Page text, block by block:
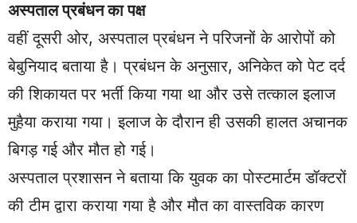
अस्पताल प्रबंधन का पक्ष
वहीं दूसरी ओर, अस्पताल प्रबंधन ने परिजनों के आरोपों को
बेबुनियाद बताया है। प्रबंधन के अनुसार, अनिकेत को पेट दर्द
की शिकायत पर भर्ती किया गया था और उसे तत्काल इलाज
मुहैया कराया गया। इलाज के दौरान ही उसकी हालत अचानक
बिगड़ गई और मौत हो गई।
अस्पताल प्रशासन ने बताया कि युवक का पोस्टमार्टम डॉक्टरों
की टीम द्वारा कराया गया है और मौत का वास्तविक कारण